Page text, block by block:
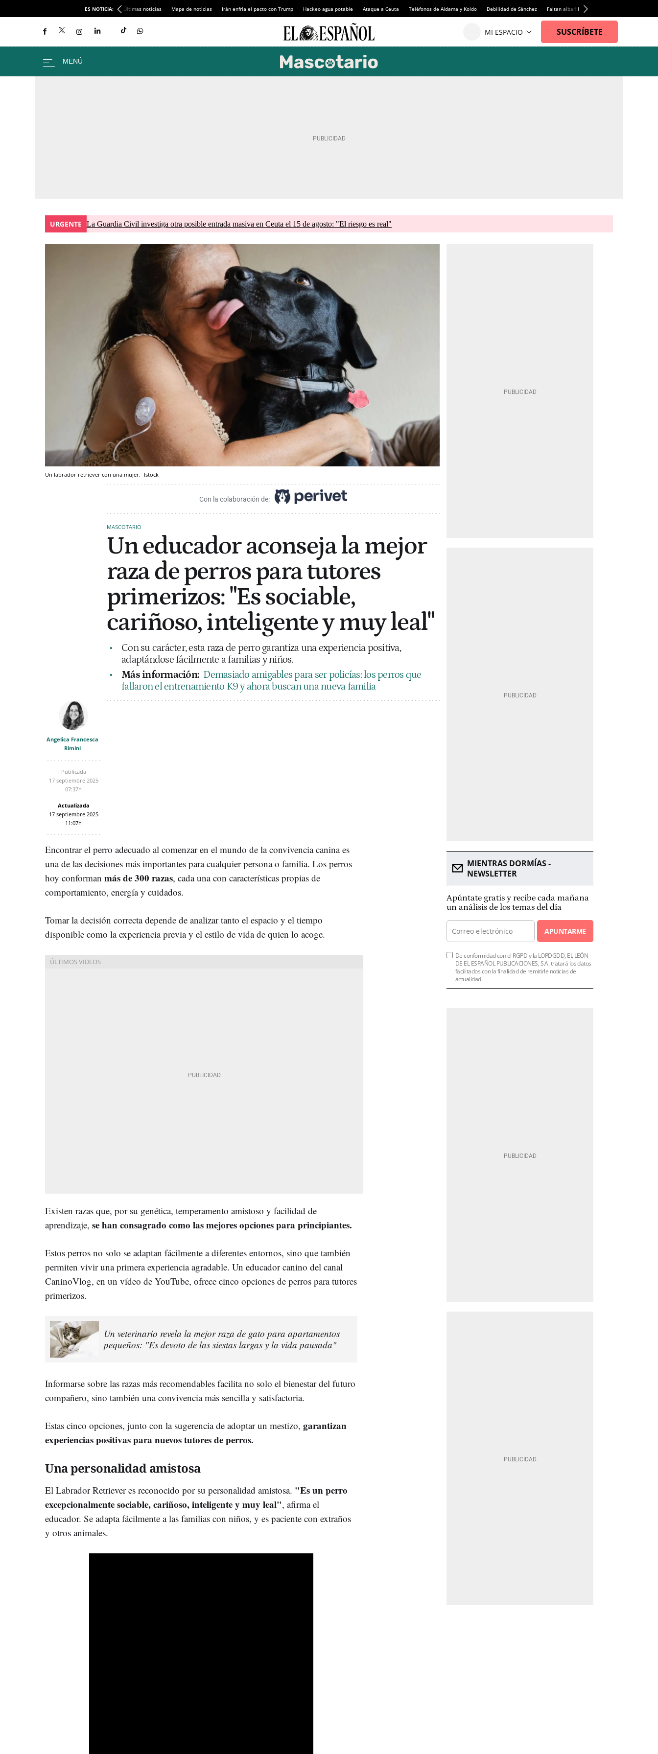
ES NOTICIA: Últimas noticias Mapa de noticias Irán enfría el pacto con Trump Hackeo agua potable Ataque a Ceuta Teléfonos de Aldama y Koldo Debilidad de Sánchez Faltan albañiles
URGENTE La Guardia Civil investiga otra posible entrada masiva en Ceuta el 15 de agosto: "El riesgo es real"
Un labrador retriever con una mujer. Istock
Con la colaboración de:
MASCOTARIO
Un educador aconseja la mejor
raza de perros para tutores
primerizos: "Es sociable,
cariñoso, inteligente y muy leal"
Con su carácter, esta raza de perro garantiza una experiencia positiva,
adaptándose fácilmente a familias y niños.
Más información: Demasiado amigables para ser policías: los perros que
fallaron el entrenamiento K9 y ahora buscan una nueva familia
Angelica Francesca
Rimini
Publicada
17 septiembre 2025
07:37h
Actualizada
17 septiembre 2025
11:07h
Encontrar el perro adecuado al comenzar en el mundo de la convivencia canina es
una de las decisiones más importantes para cualquier persona o familia. Los perros
hoy conforman más de 300 razas, cada una con características propias de
comportamiento, energía y cuidados.
Tomar la decisión correcta depende de analizar tanto el espacio y el tiempo
disponible como la experiencia previa y el estilo de vida de quien lo acoge.
Existen razas que, por su genética, temperamento amistoso y facilidad de
aprendizaje, se han consagrado como las mejores opciones para principiantes.
Estos perros no solo se adaptan fácilmente a diferentes entornos, sino que también
permiten vivir una primera experiencia agradable. Un educador canino del canal
CaninoVlog, en un vídeo de YouTube, ofrece cinco opciones de perros para tutores
primerizos.
Un veterinario revela la mejor raza de gato para apartamentos
pequeños: "Es devoto de las siestas largas y la vida pausada"
Informarse sobre las razas más recomendables facilita no solo el bienestar del futuro
compañero, sino también una convivencia más sencilla y satisfactoria.
Estas cinco opciones, junto con la sugerencia de adoptar un mestizo, garantizan
experiencias positivas para nuevos tutores de perros.
Una personalidad amistosa
El Labrador Retriever es reconocido por su personalidad amistosa. "Es un perro
excepcionalmente sociable, cariñoso, inteligente y muy leal", afirma el
educador. Se adapta fácilmente a las familias con niños, y es paciente con extraños
y otros animales.
MIENTRAS DORMÍAS -
NEWSLETTER
Apúntate gratis y recibe cada mañana
un análisis de los temas del día
APUNTARME
De conformidad con el RGPD y la LOPDGDD, EL LEÓN
DE EL ESPAÑOL PUBLICACIONES, S.A. tratará los datos
facilitados con la finalidad de remitirle noticias de
actualidad.